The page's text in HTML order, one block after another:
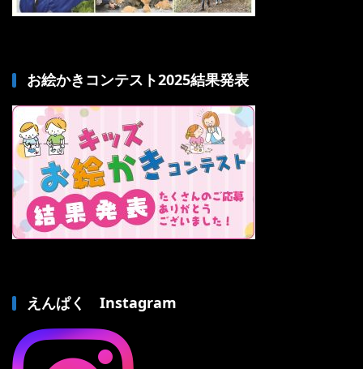
お絵かきコンテスト2025結果発表
えんぱく Instagram